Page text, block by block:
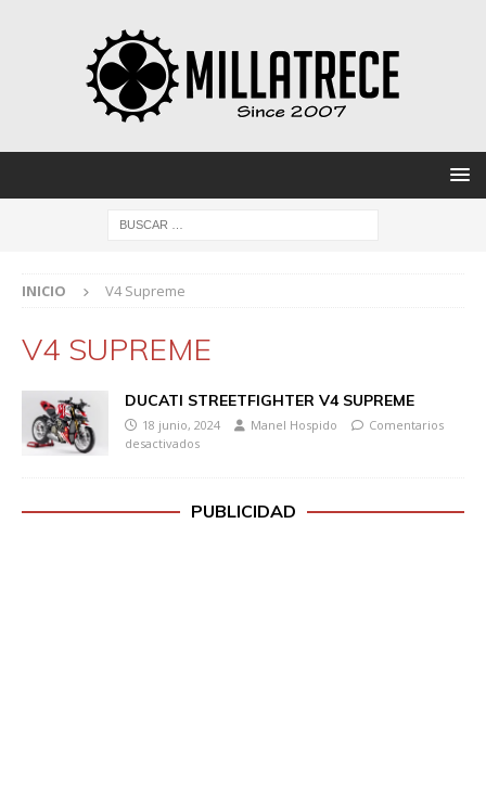
INICIO V4 Supreme
V4 SUPREME
DUCATI STREETFIGHTER V4 SUPREME
18 junio, 2024 Manel Hospido
Comentarios
desactivados
PUBLICIDAD